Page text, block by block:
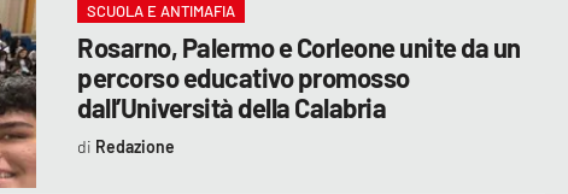
SCUOLA E ANTIMAFIA
Rosarno, Palermo e Corleone unite da un
percorso educativo promosso
dall’Università della Calabria
Redazione